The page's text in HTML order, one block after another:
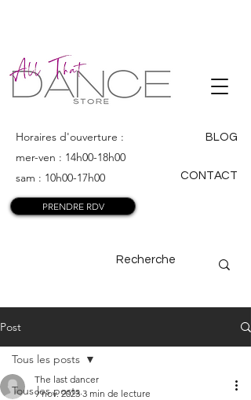
ALL THAT
DANCE
Horaires d'ouverture :
mer-ven : 14h00-18h00
sam : 10h00-17h00
BLOG
CONTACT
PRENDRE RDV
Post
Tous les posts
Tous les posts
The last dancer
9 nov. 2023 3 min de lecture